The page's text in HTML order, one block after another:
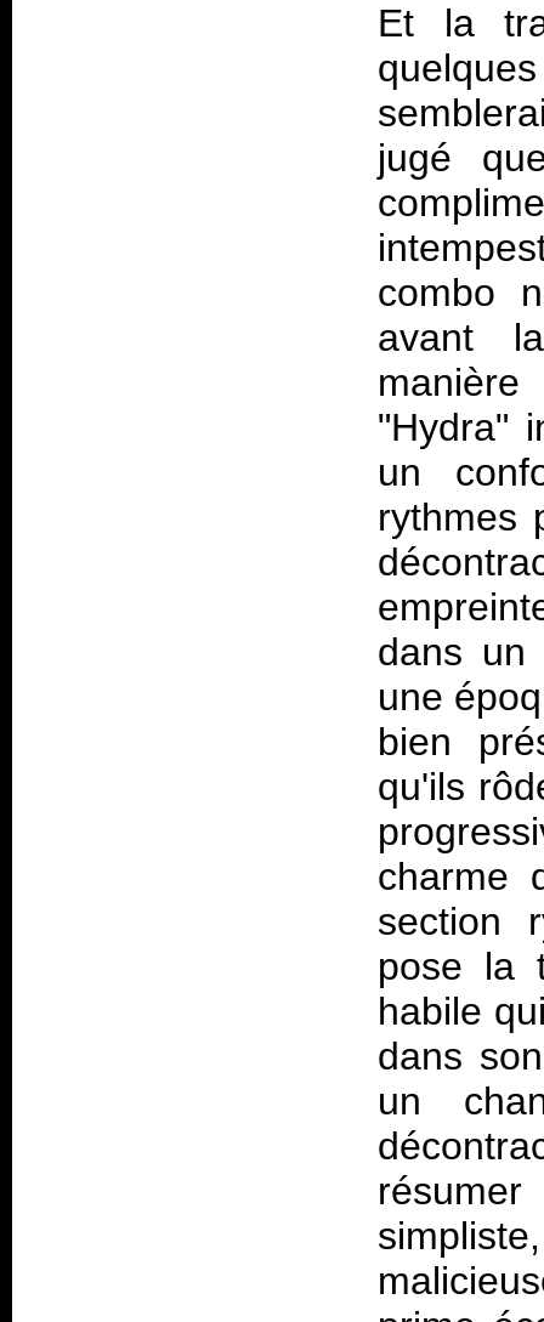
Et la
jugé
combo
avant
"Hydra"
un
rythmes
dans un
une
bien
qu'ils
charme
section
pose la
habile
dans
un
résumer